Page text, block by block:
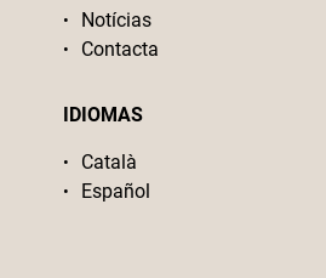
Notícias
Contacta
IDIOMAS
Català
Español